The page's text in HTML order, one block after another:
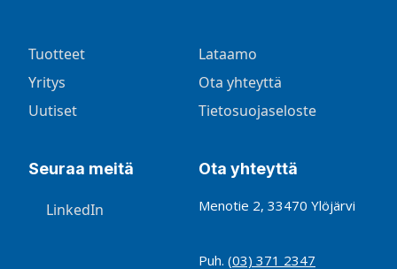
Tuotteet
Yritys
Uutiset
Lataamo
Ota yhteyttä
Tietosuojaseloste
Seuraa meitä
LinkedIn
Ota yhteyttä
Menotie 2, 33470 Ylöjärvi
Puh. (03) 371 2347